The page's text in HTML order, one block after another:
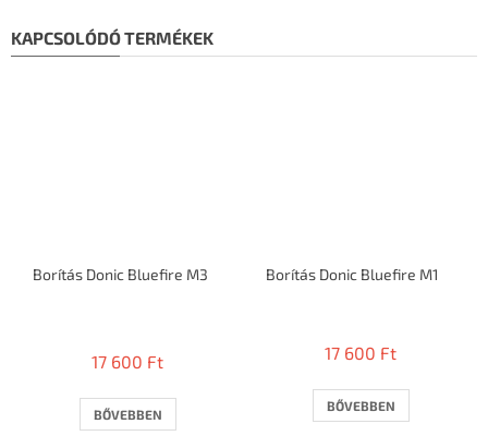
KAPCSOLÓDÓ TERMÉKEK
Borítás Donic Bluefire M3
átlagos
5-
ből
17 600 Ft
BŐVEBBEN
Borítás Donic Bluefire M1
17 600 Ft
BŐVEBBEN